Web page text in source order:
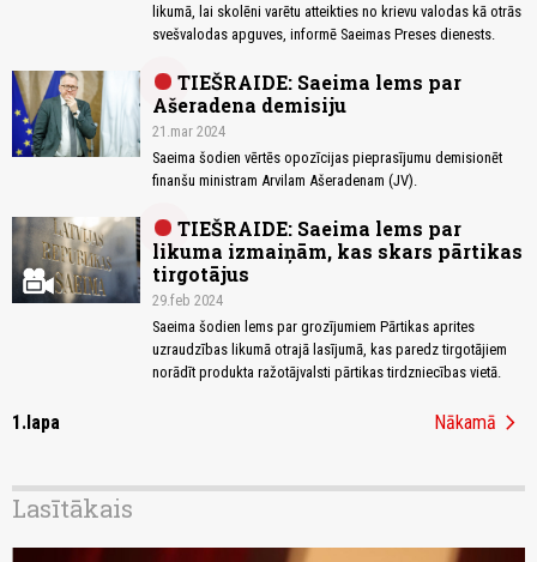
likumā, lai skolēni varētu atteikties no krievu valodas kā otrās
svešvalodas apguves, informē Saeimas Preses dienests.
TIEŠRAIDE: Saeima lems par
Ašeradena demisiju
21.mar 2024
Saeima šodien vērtēs opozīcijas pieprasījumu demisionēt
finanšu ministram Arvilam Ašeradenam (JV).
TIEŠRAIDE: Saeima lems par
likuma izmaiņām, kas skars pārtikas
tirgotājus
29.feb 2024
Saeima šodien lems par grozījumiem Pārtikas aprites
uzraudzības likumā otrajā lasījumā, kas paredz tirgotājiem
norādīt produkta ražotājvalsti pārtikas tirdzniecības vietā.
1.lapa Nākamā chevron_right
Lasītākais